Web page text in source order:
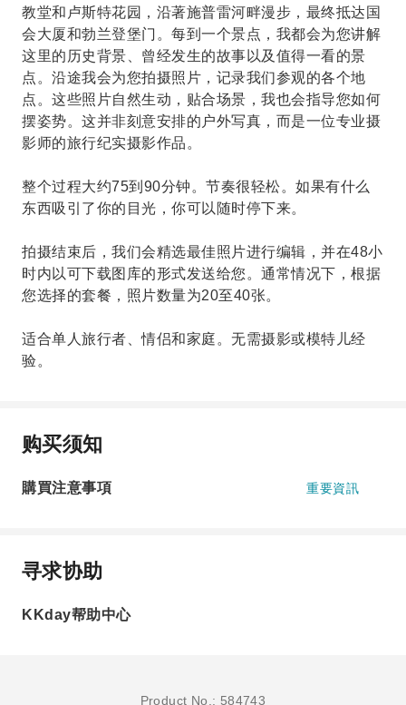
教堂和卢斯特花园，沿著施普雷河畔漫步，最终抵达国
会大厦和勃兰登堡门。每到一个景点，我都会为您讲解
这里的历史背景、曾经发生的故事以及值得一看的景
点。沿途我会为您拍摄照片，记录我们参观的各个地
点。这些照片自然生动，贴合场景，我也会指导您如何
摆姿势。这并非刻意安排的户外写真，而是一位专业摄
影师的旅行纪实摄影作品。
整个过程大约75到90分钟。节奏很轻松。如果有什么
东西吸引了你的目光，你可以随时停下来。
拍摄结束后，我们会精选最佳照片进行编辑，并在48小
时内以可下载图库的形式发送给您。通常情况下，根据
您选择的套餐，照片数量为20至40张。
适合单人旅行者、情侣和家庭。无需摄影或模特儿经
验。
购买须知
購買注意事項 重要資訊
寻求协助
KKday帮助中心
Product No.: 584743